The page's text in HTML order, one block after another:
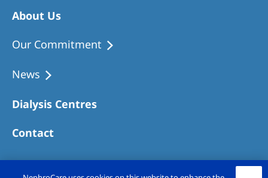
About Us
Our Commitment
News
Dialysis Centres
Contact